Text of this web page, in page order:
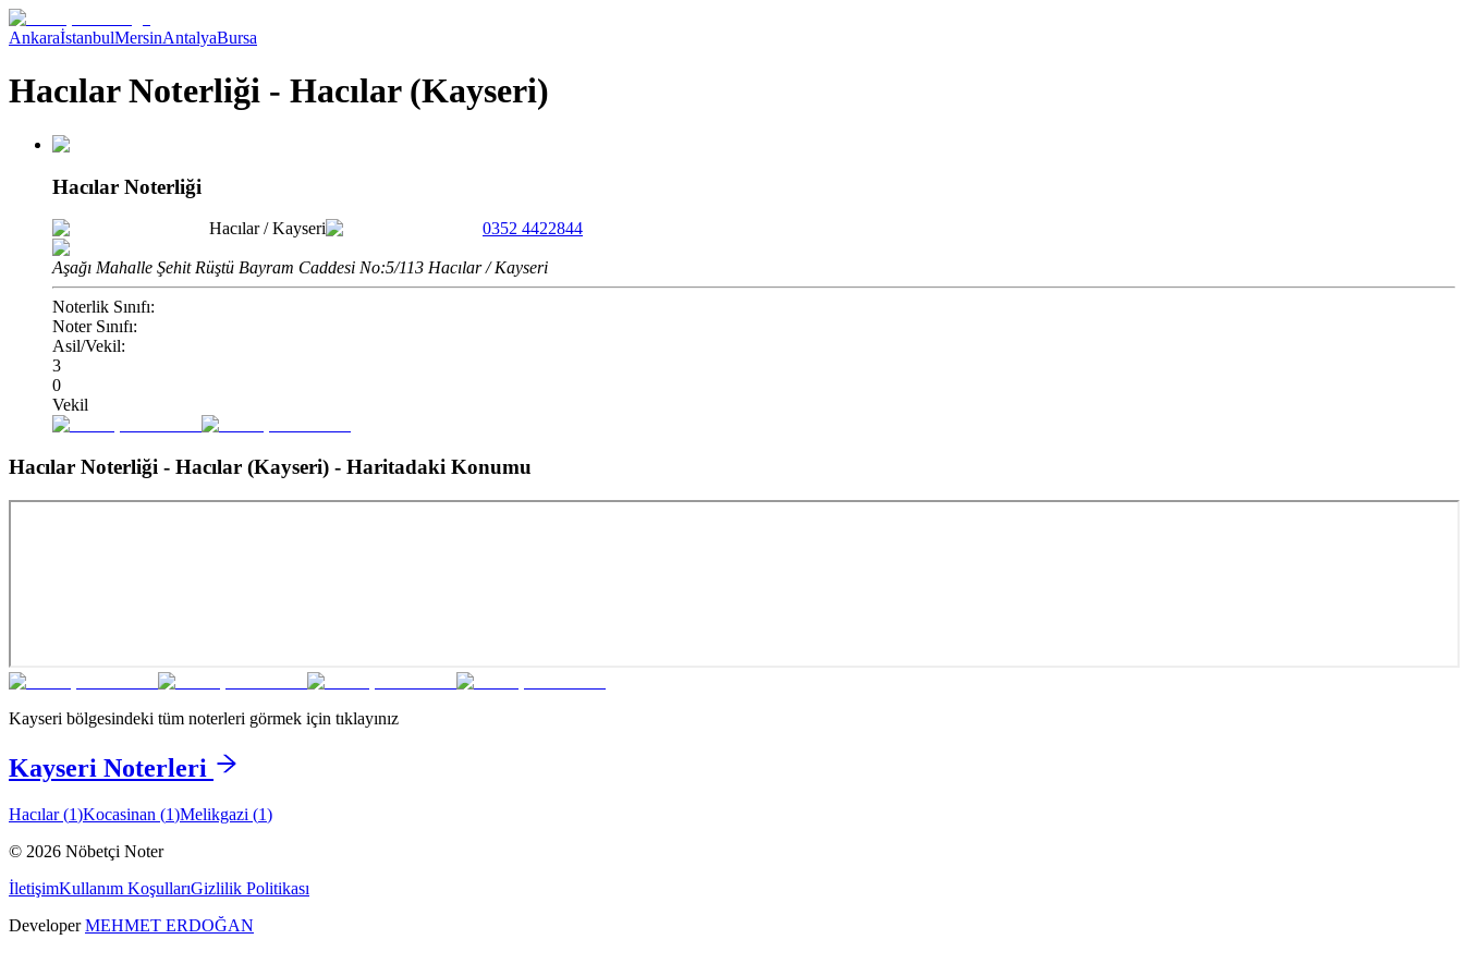
AnkaraİstanbulMersinAntalyaBursa
Hacılar Noterliği - Hacılar (Kayseri)
Hacılar Noterliği
Hacılar/Kayseri 0352 4422844
Aşağı Mahalle Şehit Rüştü Bayram Caddesi No:5/113 Hacılar / Kayseri
Noterlik Sınıfı:
Noter Sınıfı:
Asil/Vekil:
3
0
Vekil
Hacılar Noterliği - Hacılar (Kayseri) - Haritadaki Konumu
Kayseri bölgesindeki tüm noterleri görmek için tıklayınız
Kayseri Noterleri
Hacılar(1)Kocasinan (1)Melikgazi (1)
© 2026 Nöbetçi Noter
İletişimKullanım KoşullarıGizlilik Politikası
DeveloperMEHMET ERDOĞAN